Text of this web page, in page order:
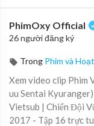
PhimOxy Official
26 người đăng ký
Trong Phim và
Xem video clip Phim
uu Sentai
Vietsub | Chiến Đội
2017 - Tập 16 trực